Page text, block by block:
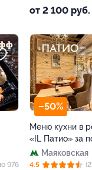
от 2 100 руб.
976
–50%
Меню кухни в
«IL Патио» за
Маяковская
4.5